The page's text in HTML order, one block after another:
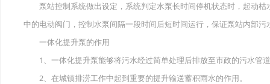
泵站控制系统做出设定，系统判定水泵长时间停机状态时，起动枯
中的电动阀门，控制水泵间隔一段时间后短时间运行，保证泵站内部
一体化提升泵的作用
1、一体化提升泵能够将污水经过简单处理后排放至市政的污水管
2、在城镇排涝工作中起到重要的提升输送蓄积雨水的作用。